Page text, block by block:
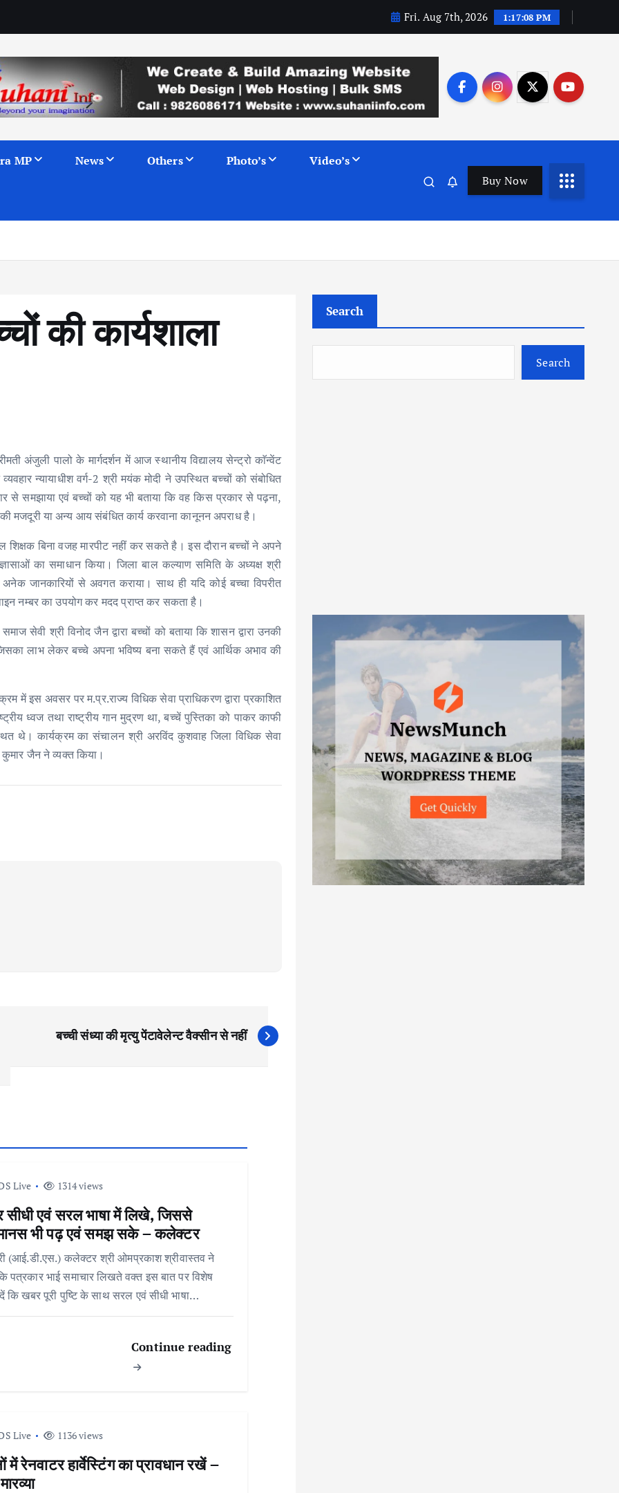
Fri. Aug 7th, 2026 1:17:09 PM
MP News Others Photo’s Video’s
Buy Now
की कार्यशाला
अंजुली पालो के मार्गदर्शन में आज स्थानीय विद्यालय सेन्ट्रो काॅन्वेंट
न्यायाधीश वर्ग-2 श्री मयंक मोदी ने उपस्थित बच्चों को संबोधित
से समझाया एवं बच्चों को यह भी बताया कि वह किस प्रकार से पढ़ना,
या अन्य आय संबंधित कार्य करवाना कानूनन अपराध है।
शिक्षक बिना वजह मारपीट नहीं कर सकते है। इस दौरान बच्चों ने अपने
का समाधान किया। जिला बाल कल्याण समिति के अध्यक्ष श्री
जानकारियों से अवगत कराया। साथ ही यदि कोई बच्चा विपरीत
नम्बर का उपयोग कर मदद प्राप्त कर सकता है।
सेवी श्री विनोद जैन द्वारा बच्चों को बताया कि शासन द्वारा उनकी
लाभ लेकर बच्चे अपना भविष्य बना सकते हैं एवं आर्थिक अभाव की
में इस अवसर पर म.प्र.राज्य विधिक सेवा प्राधिकरण द्वारा प्रकाशित
ध्वज तथा राष्ट्रीय गान मुद्रण था, बच्चें पुस्तिका को पाकर काफी
थे। कार्यक्रम का संचालन श्री अरविंद कुशवाह जिला विधिक सेवा
कुमार जैन ने व्यक्त किया।
बच्ची संध्या की मृत्यु पेंटावेलेन्ट वैक्सीन से नहीं
Live 1314 views
एवं सरल भाषा में लिखे, जिससे
भी पढ़ एवं समझ सके – कलेक्टर
(आई.डी.एस.) कलेक्टर श्री ओमप्रकाश श्रीवास्तव ने
पत्रकार भाई समाचार लिखते वक्त इस बात पर विशेष
कि खबर पूरी पुष्टि के साथ सरल एवं सीधी भाषा…
Continue reading
Live 1136 views
में रेनवाटर हार्वेस्टिंग का प्रावधान रखें –
Search
Search